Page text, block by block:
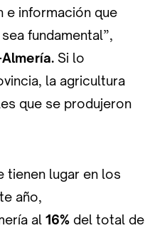
e información que
fundamental”,
Si lo
la agricultura
que se produjeron
tienen lugar en los
año,
al 16% del total de